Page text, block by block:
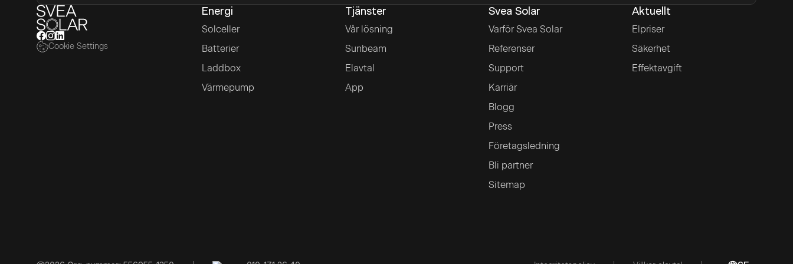
Cookie Settings
Energi
Solceller
Batterier
Laddbox
Värmepump
Tjänster
Vår lösning
Sunbeam
Elavtal
App
Svea Solar
Varför Svea Solar
Referenser
Support
Karriär
Blogg
Press
Företagsledning
Bli partner
Sitemap
Aktuellt
Elpriser
Säkerhet
Effektavgift